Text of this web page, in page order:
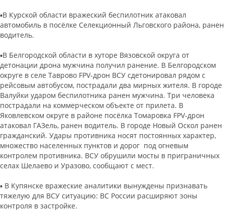
▪️В Курской области вражеский беспилотник атаковал
автомобиль в посёлке Селекционный Льговского района, ранен
водитель.
▪️В Белгородской области в хуторе Вязовской округа от
детонации дрона мужчина получил ранение. В Белгородском
округе в селе Таврово FPV-дрон ВСУ сдетонировал рядом с
рейсовым автобусом, пострадали два мирных жителя. В городе
Валуйки ударом беспилотника ранен мужчина. Три человека
пострадали на коммерческом объекте от прилета. В
Яковлевском округе в районе посёлка Томаровка FPV-дрон
атаковал ГАЗель, ранен водитель. В городе Новый Оскол ранен
гражданский. Удары противника носят постоянных характер,
множество населенных пунктов и дорог под огневым
контролем противника. ВСУ обрушили мосты в приграничных
селах Шелаево и Уразово, сообщают с мест.
▪️ В Купянске вражеские аналитики вынуждены признавать
тяжелую для ВСУ ситуацию: ВС России расширяют зоны
контроля в застройке.